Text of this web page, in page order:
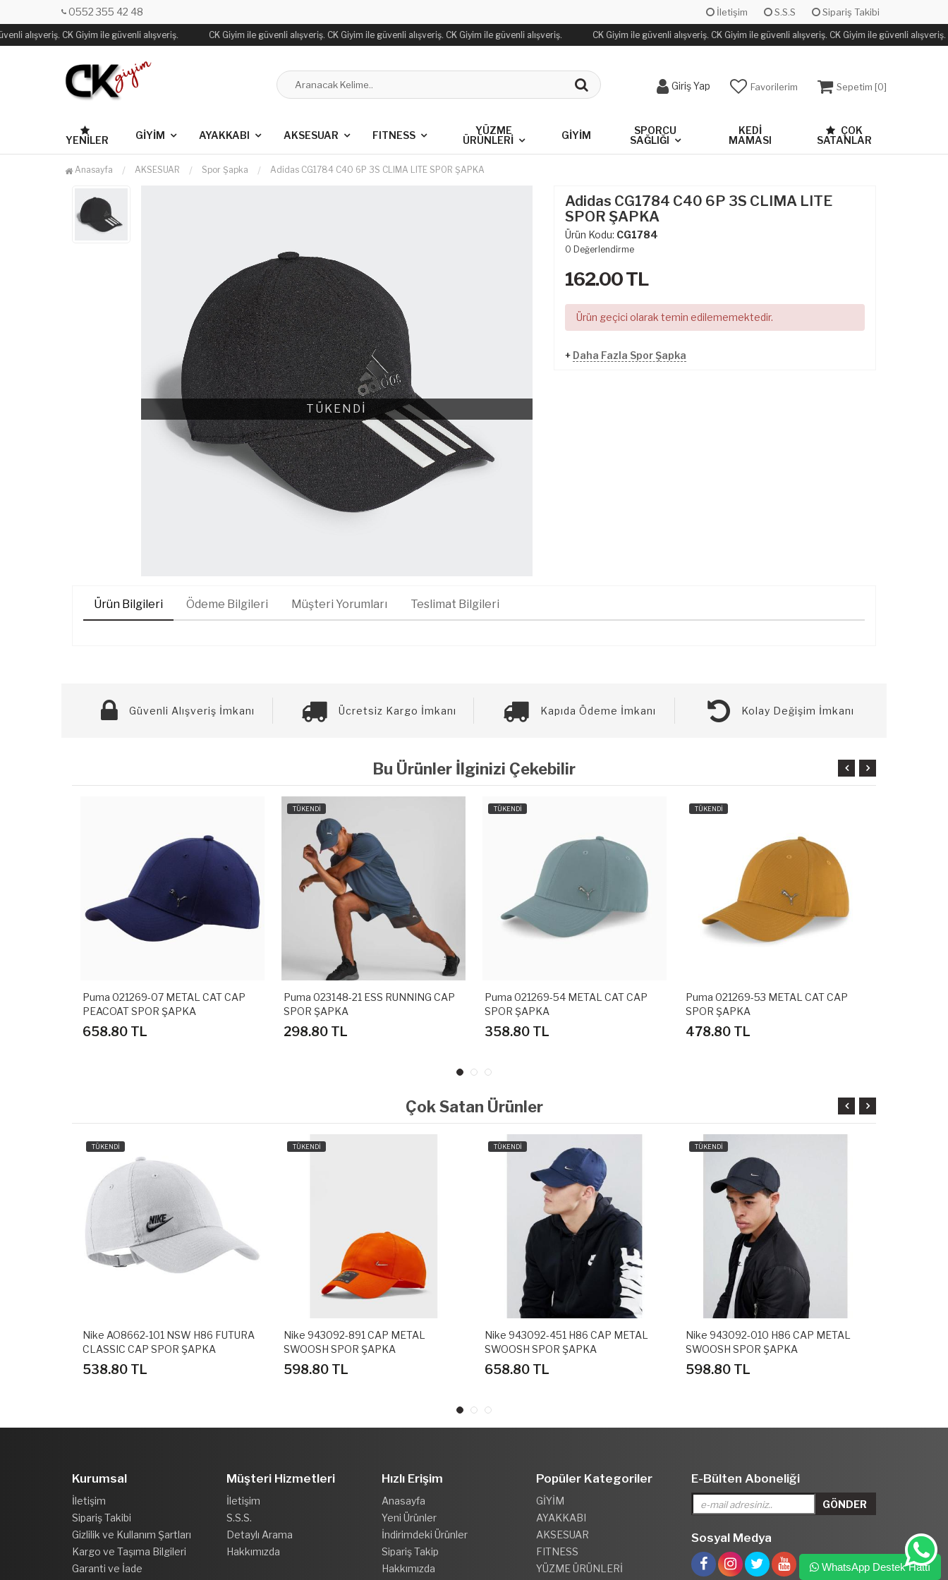
0552 355 42 48 İletişim S.S.S Sipariş Takibi
alışveriş. CK Giyim ile güvenli alışveriş. CK Giyim ile güvenli alışveriş. CK Giyim ile güvenli alışveriş. CK Giyim ile güvenli alışveriş. CK Giyim ile güvenli alışveriş. CK Giyim ile güvenli alışveriş. CK Giyim ile güvenli alışveriş.
Giriş Yap Favorilerim Sepetim [0]
YENILER GİYİM AYAKKABI AKSESUAR FITNESS
YÜZME
ÜRÜNLERİ
GİYİM
SPORCU
SAĞLIĞI
KEDİ
MAMASI
ÇOK
SATANLAR
Anasayfa AKSESUAR Spor Şapka Adidas CG1784 C40 6P 3S CLIMA LITE SPOR ŞAPKA
TÜKENDİ
Adidas CG1784 C40 6P 3S CLIMA LITE
SPOR ŞAPKA
Ürün Kodu: CG1784
0 Değerlendirme
162.00TL
Ürün geçici olarak temin edilememektedir.
+ Daha Fazla Spor Şapka
Ürün Bilgileri Ödeme Bilgileri Müşteri Yorumları Teslimat Bilgileri
Güvenli Alışveriş İmkanı Ücretsiz Kargo İmkanı Kapıda Ödeme İmkanı Kolay Değişim İmkanı
Bu Ürünler İlginizi Çekebilir
Puma 021269-07 METAL CAT CAP
PEACOAT SPOR ŞAPKA
658.80 TL
Puma 023148-21 ESS RUNNING CAP
SPOR ŞAPKA
298.80 TL
Puma 021269-54 METAL CAT CAP
SPOR ŞAPKA
358.80 TL
Puma 021269-53 METAL CAT CAP
SPOR ŞAPKA
478.80 TL
Çok Satan Ürünler
TÜKENDİ
Nike AO8662-101 NSW H86 FUTURA
CLASSIC CAP SPOR ŞAPKA
538.80 TL
TÜKENDİ
Nike 943092-891 CAP METAL
SWOOSH SPOR ŞAPKA
598.80 TL
TÜKENDİ
Nike 943092-451 H86 CAP METAL
SWOOSH SPOR ŞAPKA
658.80 TL
TÜKENDİ
Nike 943092-010 H86 CAP METAL
SWOOSH SPOR ŞAPKA
598.80 TL
Kurumsal
İletişim
Sipariş Takibi
Gizlilik ve Kullanım Şartları
Kargo ve Taşıma Bilgileri
Garanti ve İade
Müşteri Hizmetleri
İletişim
S.S.S.
Detaylı Arama
Hakkımızda
Hızlı Erişim
Anasayfa
Yeni Ürünler
İndirimdeki Ürünler
Sipariş Takip
Hakkımızda
Popüler Kategoriler
GİYİM
AYAKKABI
AKSESUAR
FITNESS
YÜZME ÜRÜNLERİ
E-Bülten Aboneliği
Sosyal Medya
WhatsApp Destek Hattı